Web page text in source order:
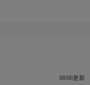
08/06更新